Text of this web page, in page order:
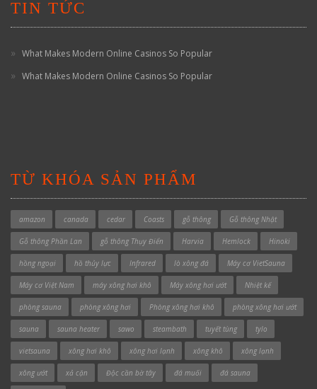
TIN TỨC
What Makes Modern Online Casinos So Popular
What Makes Modern Online Casinos So Popular
TỪ KHÓA SẢN PHẨM
amazon canada cedar Coasts gỗ thông Gỗ thông Nhật
Gỗ thông Phần Lan gỗ thông Thụy Điển Harvia Hemlock Hinoki
hồng ngoại hồ thủy lực Infrared lò xông đá Máy cơ VietSauna
Máy cơ Việt Nam máy xông hơi khô Máy xông hơi ướt Nhiệt kế
phòng sauna phòng xông hơi Phòng xông hơi khô phòng xông hơi ướt
sauna sauna heater sawo steambath tuyết tùng tylo
vietsauna xông hơi khô xông hơi lạnh xông khô xông lạnh
xông ướt xả cặn Độc cần bờ tây đá muối đá sauna